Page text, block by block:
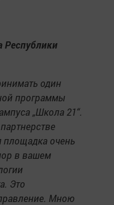
Республики
один
программы
„Школа 21“.
площадка очень
в вашем
Это
Мною